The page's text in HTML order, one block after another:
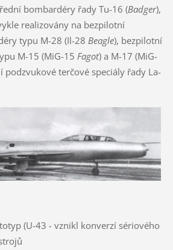
bombardéry řady Tu-16 (Badger),
realizovány na bezpilotní
typu M-28 (Il-28 Beagle), bezpilotní
M-15 (MiG-15 Fagot) a M-17 (MiG-
podzvukové terčové speciály řady La-
(U-43 - vznikl konverzí sériového